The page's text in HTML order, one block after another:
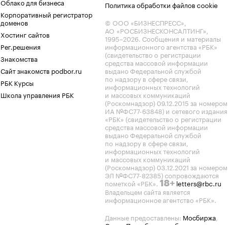
Облако для бизнеса
Корпоративный регистратор
доменов
Хостинг сайтов
Рег.решения
Знакомства
Сайт знакомств podbor.ru
РБК Курсы
Школа управления РБК
Политика обработки файлов cookie
© ООО «БИЗНЕСПРЕСС»,
АО «РОСБИЗНЕСКОНСАЛТИНГ»,
1995–2026. Сообщения и материалы
информационного агентства «РБК»
(свидетельство о регистрации
средства массовой информации
выдано Федеральной службой
по надзору в сфере связи,
информационных технологий
и массовых коммуникаций
(Роскомнадзор) 09.12.2015 за номером
ИА №ФС77-63848) и сетевого издания
«РБК» (свидетельство о регистрации
средства массовой информации
выдано Федеральной службой
по надзору в сфере связи,
информационных технологий
и массовых коммуникаций
(Роскомнадзор) 03.12.2021 за номером
ЭЛ №ФС77-82385) сопровождаются
пометкой «РБК». 18+ letters@rbc.ru
Владельцем сайта является
информационное агентство «РБК».
Данные предоставлены: Мосбиржа,